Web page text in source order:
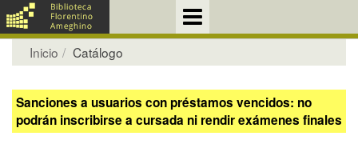
Inicio Catálogo
Sanciones a usuarios con préstamos vencidos: no
podrán inscribirse a cursada ni rendir exámenes finales